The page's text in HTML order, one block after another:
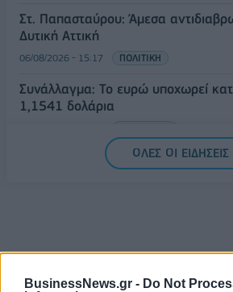
BusinessNews.gr - Do Not
Στ. Παπασταύρου: Άμεσα
Δυτική Αττική
06/08/2026 - 15:17 ΠΟΛΙΤΙΚΗ
Συνάλλαγμα: Το ευρώ υποχωρεί
1,1541 δολάρια
ΟΛΕΣ ΟΙ ΕΙΔΗΣΕΙΣ